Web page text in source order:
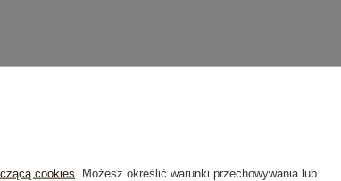
cookies . Możesz określić warunki przechowywania lub